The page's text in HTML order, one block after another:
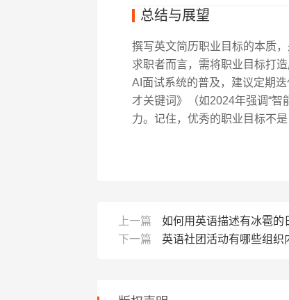
总结与展望
撰写英文简历职业目标的本质
求职者而言，需将职业目标打
AI面试系统的普及，建议定期
才关键词》（如2024年强调“智
力。记住，优秀的职业目标不
上一篇
如何用英语描述有冰雹的
下一篇
英语社团活动有哪些组织